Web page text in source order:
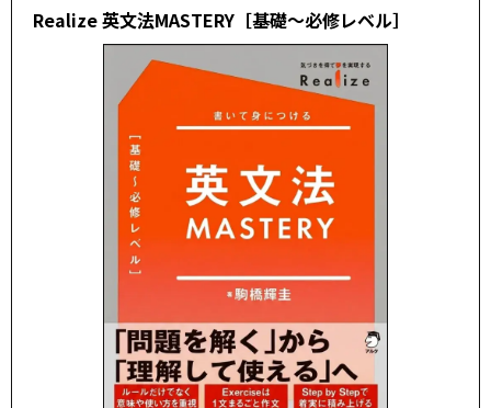
Realize 英文法MASTERY［基礎～必修レベル］